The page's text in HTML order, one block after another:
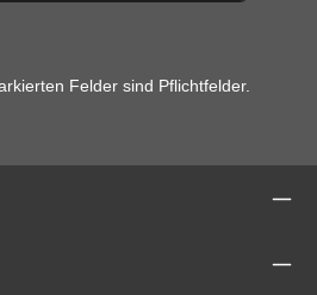
Felder sind Pflichtfelder.